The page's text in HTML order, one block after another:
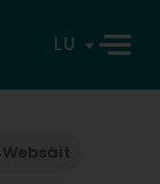
LU
Websäit